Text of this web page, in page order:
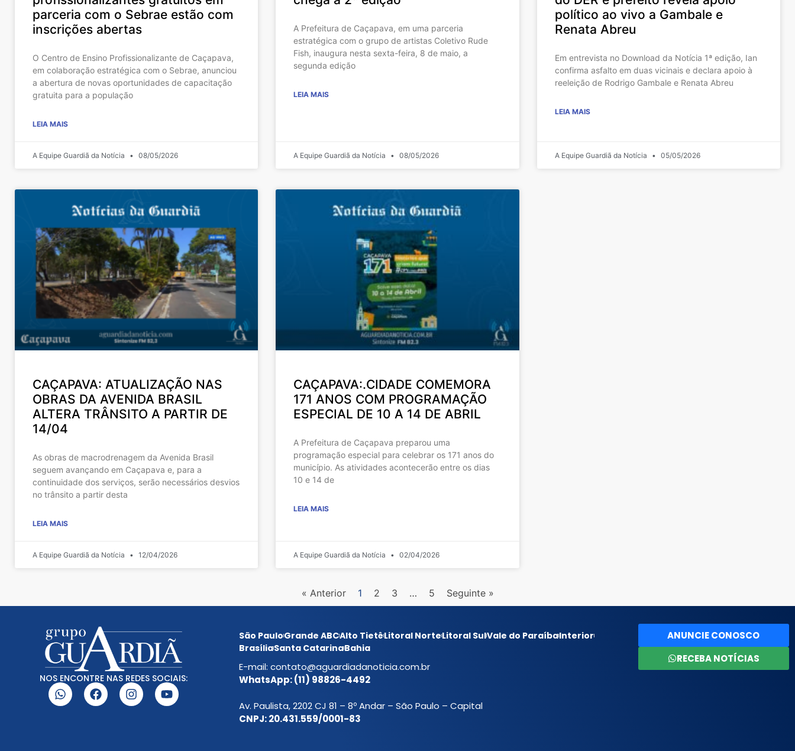
parceria com o Sebrae estão com
inscrições abertas
O Centro de Ensino Profissionalizante de Caçapava,
em colaboração estratégica com o Sebrae, anunciou
a abertura de novas oportunidades de capacitação
gratuita para a população
LEIA MAIS
A Equipe Guardiã da Notícia 08/05/2026
A Prefeitura de Caçapava, em uma parceria
estratégica com o grupo de artistas Coletivo Rude
Fish, inaugura nesta sexta-feira, 8 de maio, a
segunda edição
LEIA MAIS
A Equipe Guardiã da Notícia 08/05/2026
político ao vivo a Gambale e
Renata Abreu
Em entrevista no Download da Notícia 1ª edição, Ian
confirma asfalto em duas vicinais e declara apoio à
reeleição de Rodrigo Gambale e Renata Abreu
LEIA MAIS
A Equipe Guardiã da Notícia 05/05/2026
CAÇAPAVA: ATUALIZAÇÃO NAS
OBRAS DA AVENIDA BRASIL
ALTERA TRÂNSITO A PARTIR DE
14/04
As obras de macrodrenagem da Avenida Brasil
seguem avançando em Caçapava e, para a
continuidade dos serviços, serão necessários desvios
no trânsito a partir desta
LEIA MAIS
A Equipe Guardiã da Notícia 12/04/2026
CAÇAPAVA:.CIDADE COMEMORA
171 ANOS COM PROGRAMAÇÃO
ESPECIAL DE 10 A 14 DE ABRIL
A Prefeitura de Caçapava preparou uma
programação especial para celebrar os 171 anos do
município. As atividades acontecerão entre os dias
10 e 14 de
LEIA MAIS
A Equipe Guardiã da Notícia 02/04/2026
« Anterior 1 2 3 … 5 Seguinte »
NOS ENCONTRE NAS REDES SOCIAIS:
São PauloGrande ABCAlto TietêLitoral NorteLitoral SulVale do ParaíbaInterior
BrasíliaSanta CatarinaBahia
E-mail: contato@aguardiadanoticia.com.br
WhatsApp: (11) 98826-4492
Av. Paulista, 2202 CJ 81 – 8º Andar – São Paulo – Capital
CNPJ: 20.431.559/0001-83
ANUNCIE CONOSCO
RECEBA NOTÍCIAS